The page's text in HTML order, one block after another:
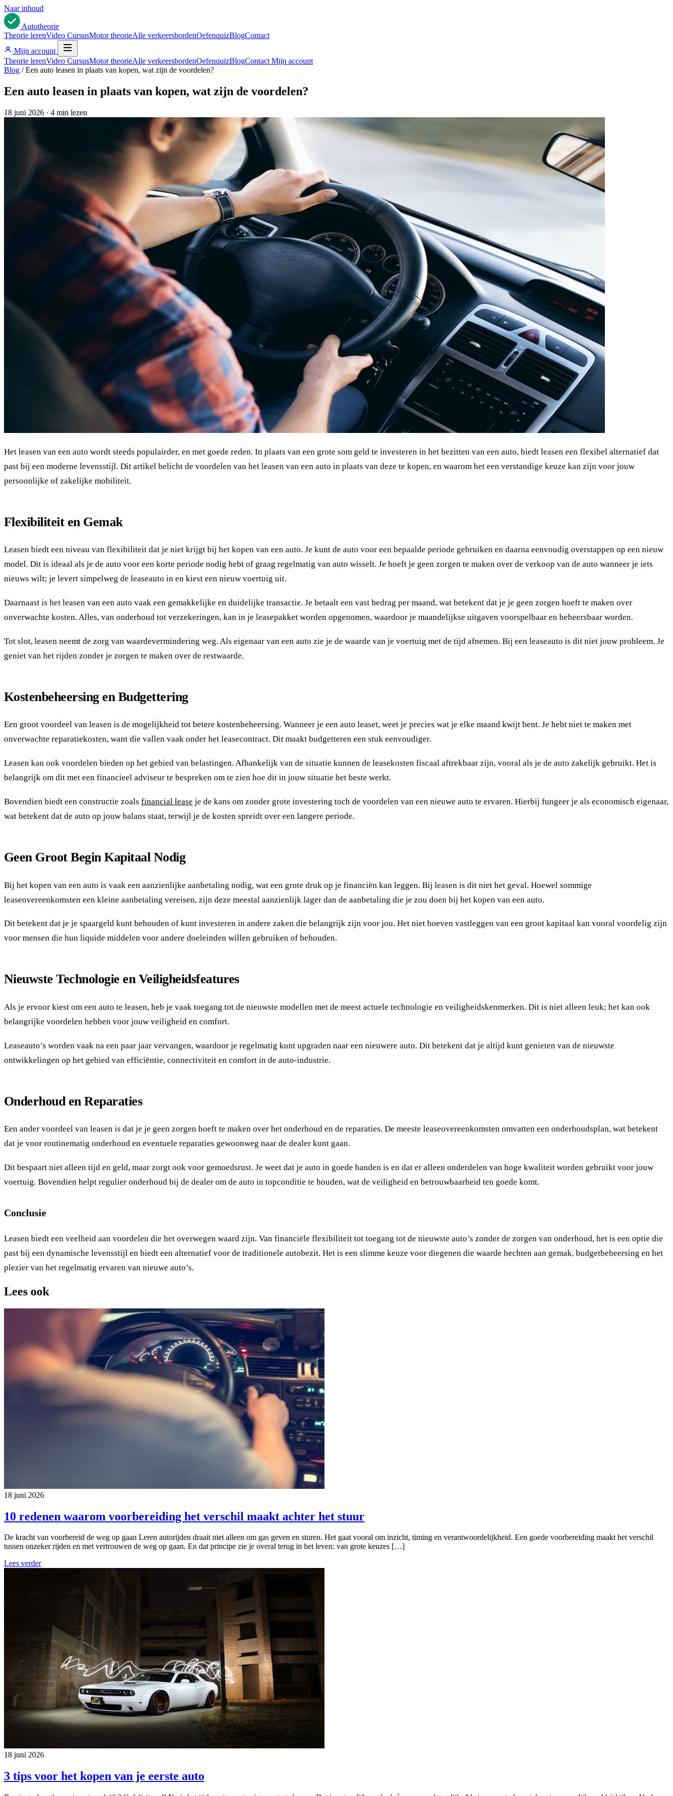
Naar inhoud
Autotheorie
Theorie lerenVideo CursusMotor theorieAlle verkeersbordenOefenquizBlogContact
Mijn account
Theorie lerenVideo CursusMotor theorieAlle verkeersbordenOefenquizBlogContact Mijn account
Blog / Een auto leasen in plaats van kopen, wat zijn de voordelen?
Een auto leasen in plaats van kopen, wat zijn de voordelen?
18 juni 2026 · 4 min lezen
Het leasen van een auto wordt steeds populairder, en met goede reden. In plaats van een grote som geld te investeren in het bezitten van een auto, biedt leasen een flexibel alternatief dat
past bij een moderne levensstijl. Dit artikel belicht de voordelen van het leasen van een auto in plaats van deze te kopen, en waarom het een verstandige keuze kan zijn voor jouw
persoonlijke of zakelijke mobiliteit.
Flexibiliteit en Gemak
Leasen biedt een niveau van flexibiliteit dat je niet krijgt bij het kopen van een auto. Je kunt de auto voor een bepaalde periode gebruiken en daarna eenvoudig overstappen op een nieuw
model. Dit is ideaal als je de auto voor een korte periode nodig hebt of graag regelmatig van auto wisselt. Je hoeft je geen zorgen te maken over de verkoop van de auto wanneer je iets
nieuws wilt; je levert simpelweg de leaseauto in en kiest een nieuw voertuig uit.
Daarnaast is het leasen van een auto vaak een gemakkelijke en duidelijke transactie. Je betaalt een vast bedrag per maand, wat betekent dat je je geen zorgen hoeft te maken over
onverwachte kosten. Alles, van onderhoud tot verzekeringen, kan in je leasepakket worden opgenomen, waardoor je maandelijkse uitgaven voorspelbaar en beheersbaar worden.
Tot slot, leasen neemt de zorg van waardevermindering weg. Als eigenaar van een auto zie je de waarde van je voertuig met de tijd afnemen. Bij een leaseauto is dit niet jouw probleem. Je
geniet van het rijden zonder je zorgen te maken over de restwaarde.
Kostenbeheersing en Budgettering
Een groot voordeel van leasen is de mogelijkheid tot betere kostenbeheersing. Wanneer je een auto leaset, weet je precies wat je elke maand kwijt bent. Je hebt niet te maken met
onverwachte reparatiekosten, want die vallen vaak onder het leasecontract. Dit maakt budgetteren een stuk eenvoudiger.
Leasen kan ook voordelen bieden op het gebied van belastingen. Afhankelijk van de situatie kunnen de leasekosten fiscaal aftrekbaar zijn, vooral als je de auto zakelijk gebruikt. Het is
belangrijk om dit met een financieel adviseur te bespreken om te zien hoe dit in jouw situatie het beste werkt.
Bovendien biedt een constructie zoals financial lease je de kans om zonder grote investering toch de voordelen van een nieuwe auto te ervaren. Hierbij fungeer je als economisch eigenaar,
wat betekent dat de auto op jouw balans staat, terwijl je de kosten spreidt over een langere periode.
Geen Groot Begin Kapitaal Nodig
Bij het kopen van een auto is vaak een aanzienlijke aanbetaling nodig, wat een grote druk op je financiën kan leggen. Bij leasen is dit niet het geval. Hoewel sommige
leaseovereenkomsten een kleine aanbetaling vereisen, zijn deze meestal aanzienlijk lager dan de aanbetaling die je zou doen bij het kopen van een auto.
Dit betekent dat je je spaargeld kunt behouden of kunt investeren in andere zaken die belangrijk zijn voor jou. Het niet hoeven vastleggen van een groot kapitaal kan vooral voordelig zijn
voor mensen die hun liquide middelen voor andere doeleinden willen gebruiken of behouden.
Nieuwste Technologie en Veiligheidsfeatures
Als je ervoor kiest om een auto te leasen, heb je vaak toegang tot de nieuwste modellen met de meest actuele technologie en veiligheidskenmerken. Dit is niet alleen leuk; het kan ook
belangrijke voordelen hebben voor jouw veiligheid en comfort.
Leaseauto’s worden vaak na een paar jaar vervangen, waardoor je regelmatig kunt upgraden naar een nieuwere auto. Dit betekent dat je altijd kunt genieten van de nieuwste
ontwikkelingen op het gebied van efficiëntie, connectiviteit en comfort in de auto-industrie.
Onderhoud en Reparaties
Een ander voordeel van leasen is dat je je geen zorgen hoeft te maken over het onderhoud en de reparaties. De meeste leaseovereenkomsten omvatten een onderhoudsplan, wat betekent
dat je voor routinematig onderhoud en eventuele reparaties gewoonweg naar de dealer kunt gaan.
Dit bespaart niet alleen tijd en geld, maar zorgt ook voor gemoedsrust. Je weet dat je auto in goede handen is en dat er alleen onderdelen van hoge kwaliteit worden gebruikt voor jouw
voertuig. Bovendien helpt regulier onderhoud bij de dealer om de auto in topconditie te houden, wat de veiligheid en betrouwbaarheid ten goede komt.
Conclusie
Leasen biedt een veelheid aan voordelen die het overwegen waard zijn. Van financiële flexibiliteit tot toegang tot de nieuwste auto’s zonder de zorgen van onderhoud, het is een optie die
past bij een dynamische levensstijl en biedt een alternatief voor de traditionele autobezit. Het is een slimme keuze voor diegenen die waarde hechten aan gemak, budgetbeheersing en het
plezier van het regelmatig ervaren van nieuwe auto’s.
Lees ook
18 juni 2026
10 redenen waarom voorbereiding het verschil maakt achter het stuur
De kracht van voorbereid de weg op gaan Leren autorijden draait niet alleen om gas geven en sturen. Het gaat vooral om inzicht, timing en verantwoordelijkheid. Een goede voorbereiding maakt het verschil
tussen onzeker rijden en met vertrouwen de weg op gaan. En dat principe zie je overal terug in het leven: van grote keuzes […]
Lees verder
18 juni 2026
3 tips voor het kopen van je eerste auto